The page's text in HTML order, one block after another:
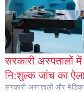
सरकारी अस्पतालों
नि:शुल्क जांच का
सरकारी अस्पतालों और